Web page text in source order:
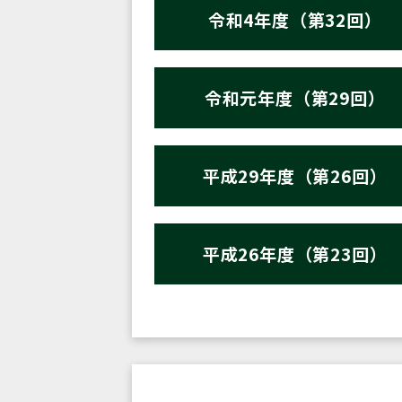
令和4年度（第32回）
令和元年度（第29回）
平成29年度（第26回）
平成26年度（第23回）